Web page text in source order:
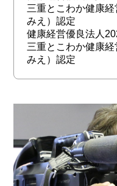
三重とこわか健康
みえ）認定
健康経営優良法人
三重とこわか健康
みえ）認定